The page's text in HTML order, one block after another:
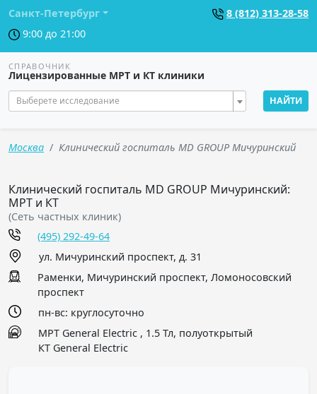
Санкт-Петербург
8 (812) 313-28-58
9:00 до 21:00
СПРАВОЧНИК
Лицензированные МРТ и КТ клиники
Выберете исследование НАЙТИ
Москва Клинический госпиталь MD GROUP Мичуринский
Клинический госпиталь MD GROUP Мичуринский:
МРТ и КТ
(Сеть частных клиник)
(495) 292-49-64
ул. Мичуринский проспект, д. 31
Раменки, Мичуринский проспект, Ломоносовский
проспект
пн-вс: круглосуточно
МРТ General Electric , 1.5 Тл, полуоткрытый
КТ General Electric